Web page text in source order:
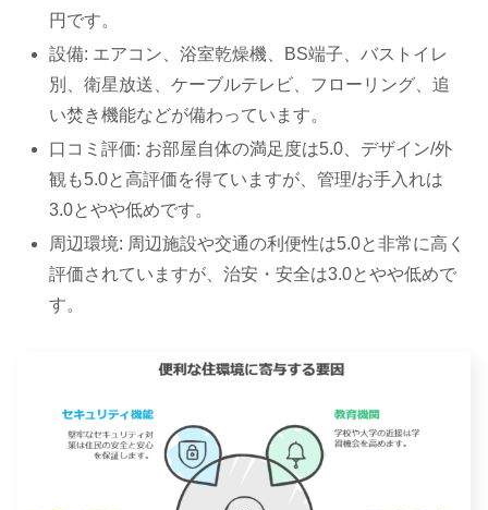
円です。
設備: エアコン、浴室乾燥機、BS端子、バストイレ
別、衛星放送、ケーブルテレビ、フローリング、追
い焚き機能などが備わっています。
口コミ評価: お部屋自体の満足度は5.0、デザイン/外
観も5.0と高評価を得ていますが、管理/お手入れは
3.0とやや低めです。
周辺環境: 周辺施設や交通の利便性は5.0と非常に高く
評価されていますが、治安・安全は3.0とやや低めで
す。